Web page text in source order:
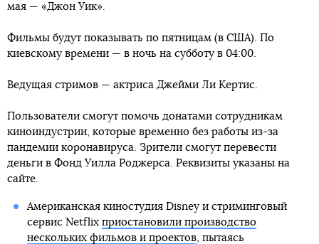
мая — «Джон Уик».
Фильмы будут показывать по пятницам (в США). По
киевскому времени — в ночь на субботу в 04:00.
Ведущая стримов — актриса Джейми Ли Кертис.
Пользователи смогут помочь донатами сотрудникам
киноиндустрии, которые временно без работы из-за
пандемии коронавируса. Зрители смогут перевести
деньги в Фонд Уилла Роджерса. Реквизиты указаны на
сайте.
Американская киностудия Disney и стриминговый
сервис Netflix приостановили производство
нескольких фильмов и проектов, пытаясь